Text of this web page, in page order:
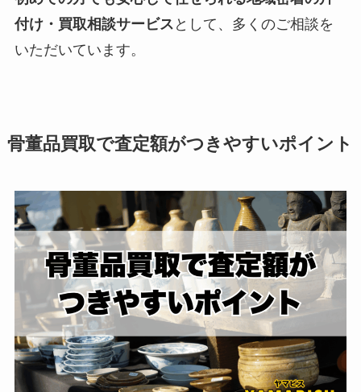
付け・買取相談サービス として、多くのご相談を
いただいています。
骨董品買取で査定額がつきやすいポイント